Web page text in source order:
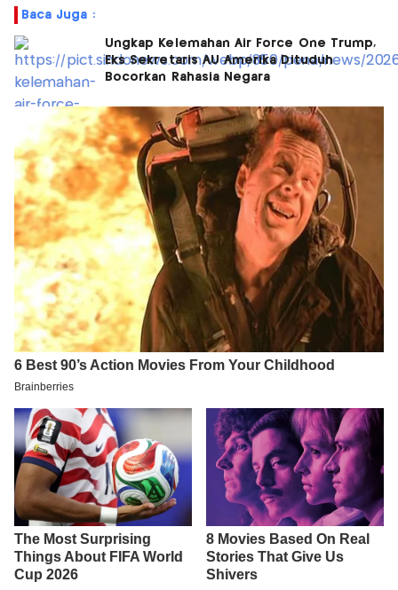
Baca Juga :
Ungkap Kelemahan Air Force One Trump,
Eks Sekretaris AU Amerika Dituduh
Bocorkan Rahasia Negara